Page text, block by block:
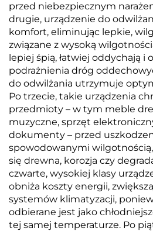
przed niebezpiecznym
drugie, urządzenie do
komfort, eliminując lepkie,
związane z wysoką
lepiej śpią, łatwiej oddychają i
podrażnienia dróg
do odwilżania utrzymuje
Po trzecie, takie urządzenia
przedmioty – w tym meble
muzyczne, sprzęt
dokumenty – przed
spowodowanymi
się drewna, korozja czy
czwarte, wysokiej klasy
obniża koszty energii,
systemów klimatyzacji,
odbierane jest jako
tej samej temperaturze. Po